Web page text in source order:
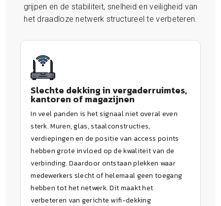
grijpen en de stabiliteit, snelheid en veiligheid van
het draadloze netwerk structureel te verbeteren.
Slechte dekking in vergaderruimtes,
kantoren of magazijnen
In veel panden is het signaal niet overal even
sterk. Muren, glas, staalconstructies,
verdiepingen en de positie van access points
hebben grote invloed op de kwaliteit van de
verbinding. Daardoor ontstaan plekken waar
medewerkers slecht of helemaal geen toegang
hebben tot het netwerk. Dit maakt het
verbeteren van gerichte wifi-dekking